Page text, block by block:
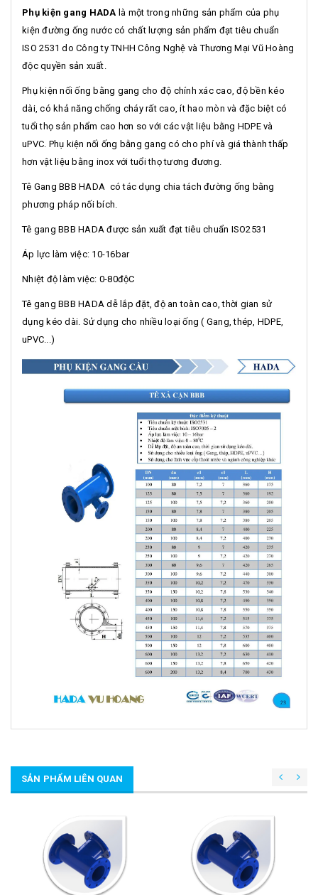
Phụ kiện gang HADA là một trong những sản phẩm của phụ
kiện đường ống nước có chất lượng sản phẩm đạt tiêu chuẩn
ISO 2531 do Công ty TNHH Công Nghệ và Thương Mại Vũ Hoàng
độc quyền sản xuất.
Phụ kiện nối ống bằng gang cho độ chính xác cao, độ bền kéo
dài, có khả năng chống cháy rất cao, ít hao mòn và đặc biệt có
tuổi thọ sản phẩm cao hơn so với các vật liệu bằng HDPE và
uPVC. Phụ kiện nối ống bằng gang có cho phí và giá thành thấp
hơn vật liệu bằng inox với tuổi thọ tương đương.
Tê Gang BBB HADA có tác dụng chia tách đường ống bằng
phương pháp nối bích.
Tê gang BBB HADA được sản xuất đạt tiêu chuẩn ISO2531
Áp lực làm việc: 10-16bar
Nhiệt độ làm việc: 0-80độC
Tê gang BBB HADA dễ lắp đặt, độ an toàn cao, thời gian sử
dụng kéo dài. Sử dụng cho nhiều loại ống ( Gang, thép, HDPE,
uPVC...)
SẢN PHẨM LIÊN QUAN